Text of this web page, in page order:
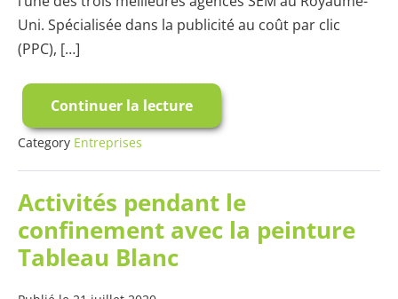
Uni. Spécialisée dans la publicité au coût par clic
(PPC), […]
Continuer la lecture
Les
Agences
Digitales
Adorent
Smarter
Category Entreprises
Activités pendant le
confinement avec la peinture
Tableau Blanc